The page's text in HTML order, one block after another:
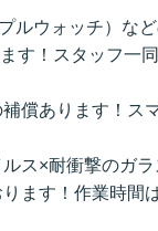
ルウォッチ）な
す！スタッフ一
償あります！ス
ス×耐衝撃のガ
ます！作業時間